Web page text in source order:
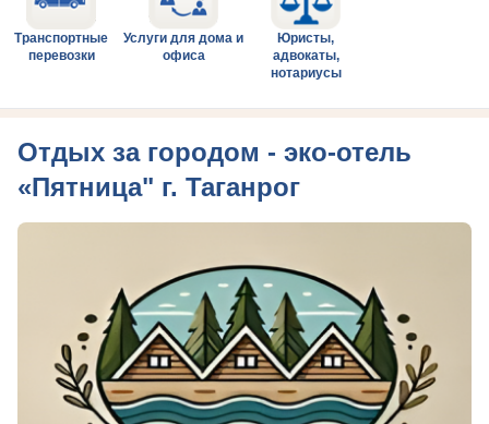
Транспортные
перевозки
Услуги для дома и
офиса
Юристы,
адвокаты,
нотариусы
Отдых за городом - эко-отель
«Пятница" г. Таганрог